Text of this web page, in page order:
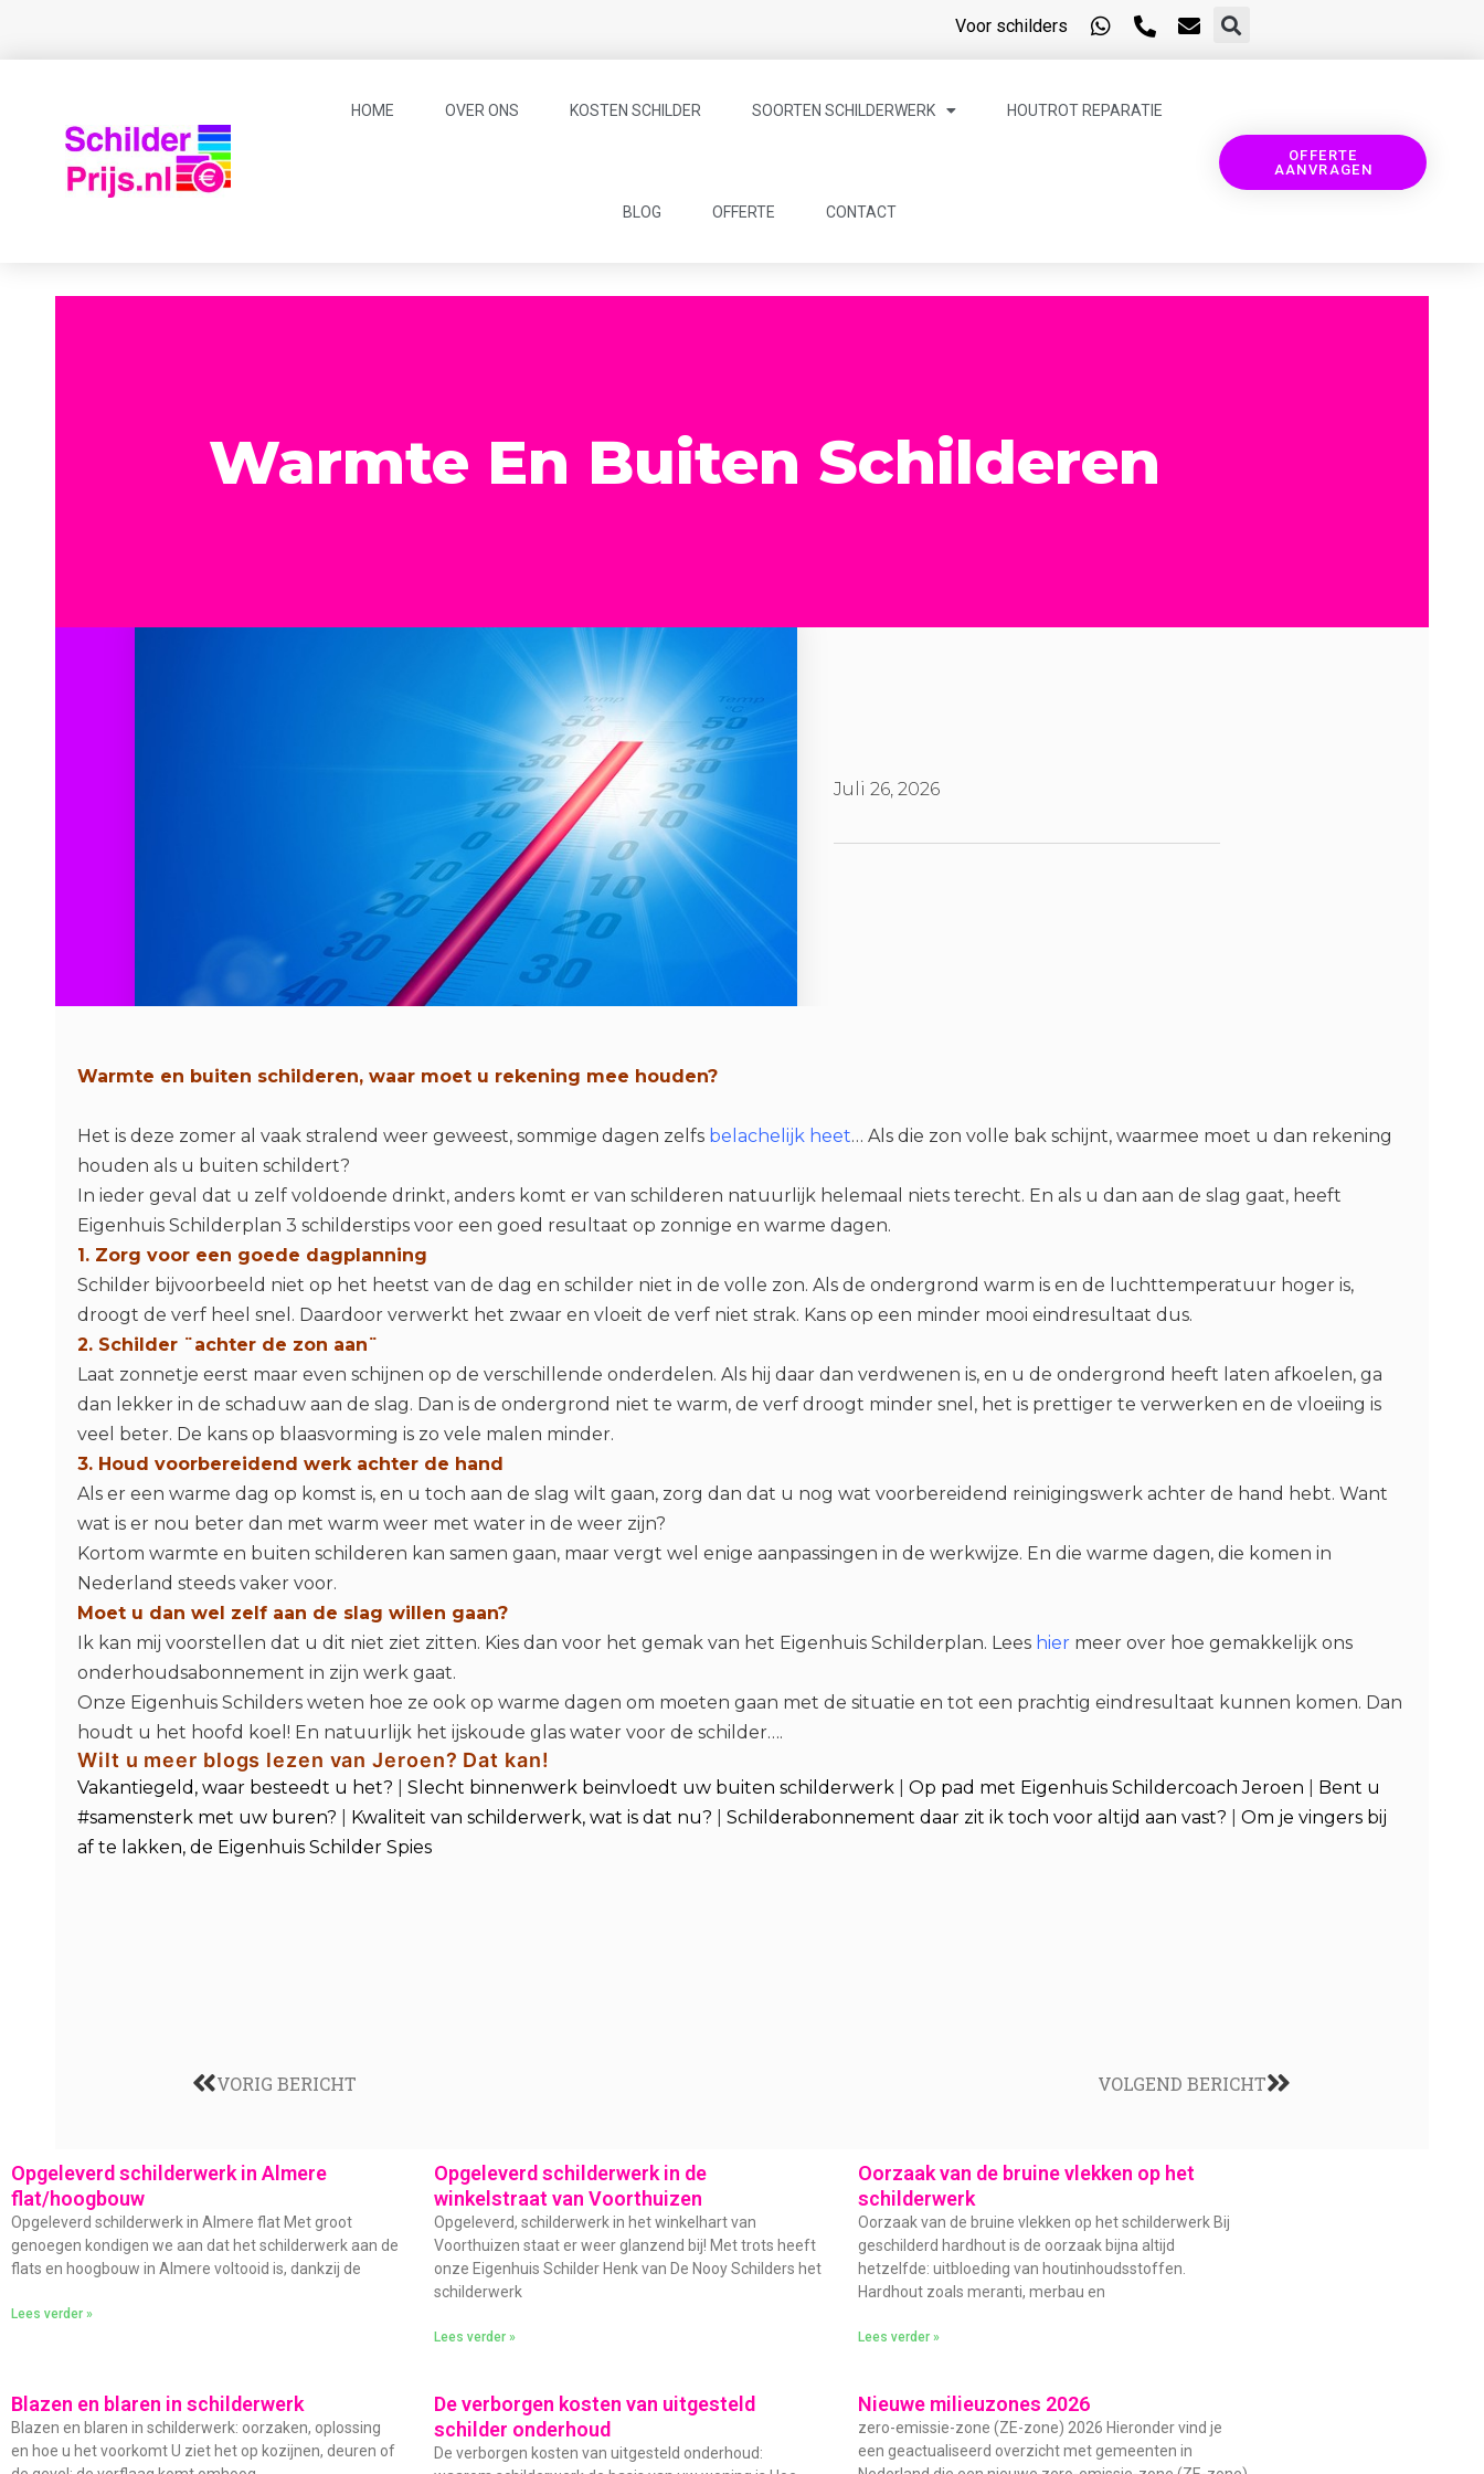
Voor schilders
HOME OVER ONS KOSTEN SCHILDER SOORTEN SCHILDERWERK HOUTROT REPARATIE
BLOG OFFERTE CONTACT
OFFERTE
AANVRAGEN
Warmte En Buiten Schilderen
Juli 26, 2026
Warmte en buiten schilderen, waar moet u rekening mee houden?
Het is deze zomer al vaak stralend weer geweest, sommige dagen zelfs belachelijk heet… Als die zon volle bak schijnt, waarmee moet u dan rekening
houden als u buiten schildert?
In ieder geval dat u zelf voldoende drinkt, anders komt er van schilderen natuurlijk helemaal niets terecht. En als u dan aan de slag gaat, heeft
Eigenhuis Schilderplan 3 schilderstips voor een goed resultaat op zonnige en warme dagen.
1. Zorg voor een goede dagplanning
Schilder bijvoorbeeld niet op het heetst van de dag en schilder niet in de volle zon. Als de ondergrond warm is en de luchttemperatuur hoger is,
droogt de verf heel snel. Daardoor verwerkt het zwaar en vloeit de verf niet strak. Kans op een minder mooi eindresultaat dus.
2. Schilder ¨achter de zon aan¨
Laat zonnetje eerst maar even schijnen op de verschillende onderdelen. Als hij daar dan verdwenen is, en u de ondergrond heeft laten afkoelen, ga
dan lekker in de schaduw aan de slag. Dan is de ondergrond niet te warm, de verf droogt minder snel, het is prettiger te verwerken en de vloeiing is
veel beter. De kans op blaasvorming is zo vele malen minder.
3. Houd voorbereidend werk achter de hand
Als er een warme dag op komst is, en u toch aan de slag wilt gaan, zorg dan dat u nog wat voorbereidend reinigingswerk achter de hand hebt. Want
wat is er nou beter dan met warm weer met water in de weer zijn?
Kortom warmte en buiten schilderen kan samen gaan, maar vergt wel enige aanpassingen in de werkwijze. En die warme dagen, die komen in
Nederland steeds vaker voor.
Moet u dan wel zelf aan de slag willen gaan?
Ik kan mij voorstellen dat u dit niet ziet zitten. Kies dan voor het gemak van het Eigenhuis Schilderplan. Lees hier meer over hoe gemakkelijk ons
onderhoudsabonnement in zijn werk gaat.
Onze Eigenhuis Schilders weten hoe ze ook op warme dagen om moeten gaan met de situatie en tot een prachtig eindresultaat kunnen komen. Dan
houdt u het hoofd koel! En natuurlijk het ijskoude glas water voor de schilder….
Wilt u meer blogs lezen van Jeroen? Dat kan!
Vakantiegeld, waar besteedt u het? Slecht binnenwerk beinvloedt uw buiten schilderwerk Op pad met Eigenhuis Schildercoach Jeroen
Bent u
#samensterk met uw buren?
Kwaliteit van schilderwerk, wat is dat nu? Schilderabonnement daar zit ik toch voor altijd aan vast?
Om je vingers bij
af te lakken, de Eigenhuis Schilder Spies
VORIG BERICHT VOLGEND BERICHT
Opgeleverd schilderwerk in Almere
flat/hoogbouw
Opgeleverd schilderwerk in Almere flat Met groot
genoegen kondigen we aan dat het schilderwerk aan de
flats en hoogbouw in Almere voltooid is, dankzij de
Lees verder »
Opgeleverd schilderwerk in de
winkelstraat van Voorthuizen
Opgeleverd, schilderwerk in het winkelhart van
Voorthuizen staat er weer glanzend bij! Met trots heeft
onze Eigenhuis Schilder Henk van De Nooy Schilders het
schilderwerk
Lees verder »
Oorzaak van de bruine vlekken op het
schilderwerk
Oorzaak van de bruine vlekken op het schilderwerk Bij
geschilderd hardhout is de oorzaak bijna altijd
hetzelfde: uitbloeding van houtinhoudsstoffen.
Hardhout zoals meranti, merbau en
Lees verder »
Blazen en blaren in schilderwerk
Blazen en blaren in schilderwerk: oorzaken, oplossing
en hoe u het voorkomt U ziet het op kozijnen, deuren of
De verborgen kosten van uitgesteld
schilder onderhoud
De verborgen kosten van uitgesteld onderhoud:
Nieuwe milieuzones 2026
zero-emissie-zone (ZE-zone) 2026 Hieronder vind je
een geactualiseerd overzicht met gemeenten in